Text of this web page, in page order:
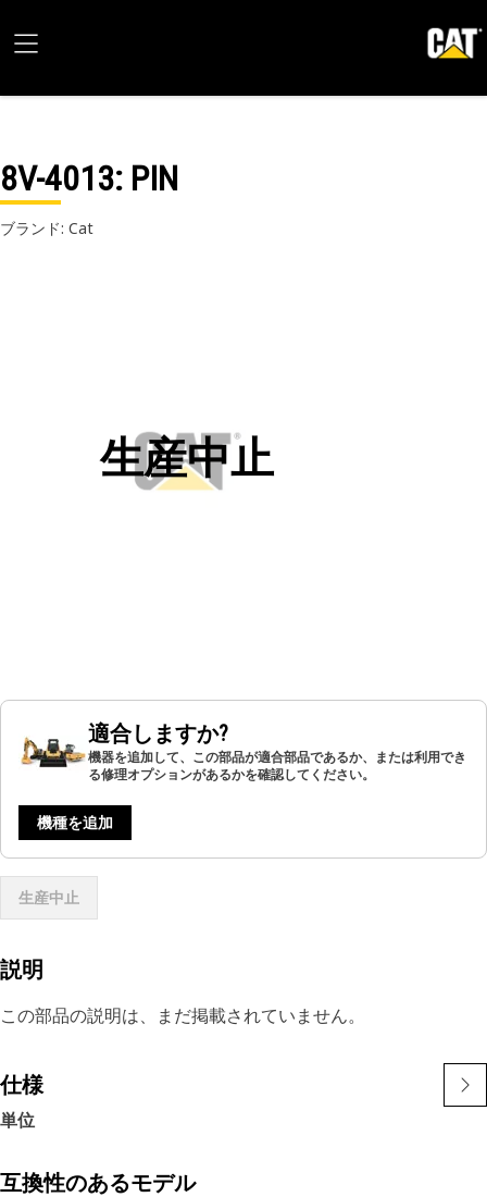
8V-4013: PIN
ブランド: Cat
生産中止
適合しますか?
機器を追加して、この部品が適合部品であるか、または利用でき
る修理オプションがあるかを確認してください。
機種を追加
生産中止
説明
この部品の説明は、まだ掲載されていません。
仕様
単位
互換性のあるモデル